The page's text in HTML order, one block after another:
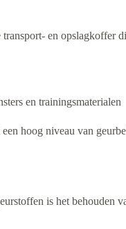
en opslagkoffer
en trainingsmaterialen
hoog niveau van
is het